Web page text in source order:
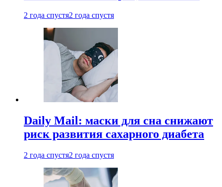
2 года спустя2 года спустя
Daily Mail: маски для сна снижают
риск развития сахарного диабета
2 года спустя2 года спустя